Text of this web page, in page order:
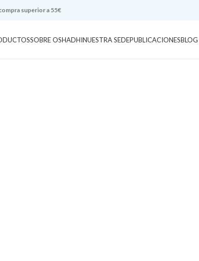
superior a 55€
SOBRE OSHADHINUESTRA SEDEPUBLICACIONESBLOG